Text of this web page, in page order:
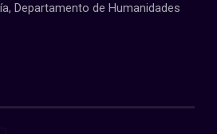
Departamento de Humanidades